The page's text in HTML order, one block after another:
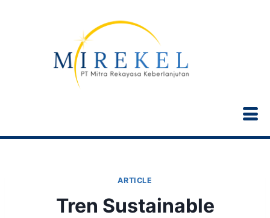
ARTICLE
Tren Sustainable